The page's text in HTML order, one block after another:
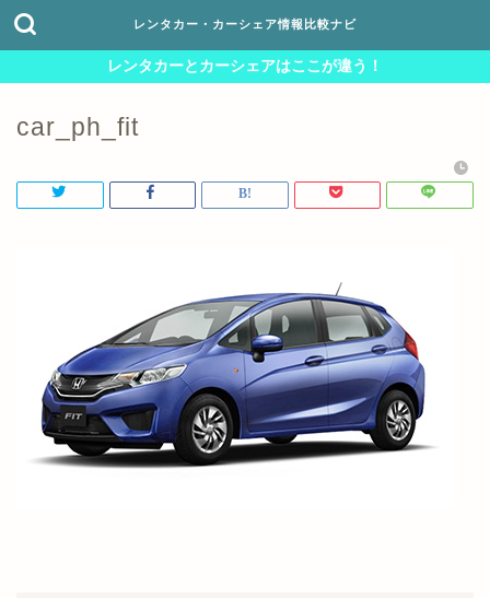
レンタカー・カーシェア情報比較ナビ
レンタカーとカーシェアはここが違う！
car_ph_fit